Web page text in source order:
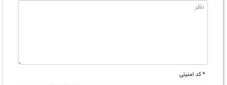
* کد امنیتی